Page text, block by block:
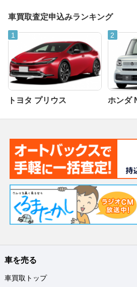
車買取査定申込みランキング
トヨタ プリウス ホンダ
車を売る
車買取トップ